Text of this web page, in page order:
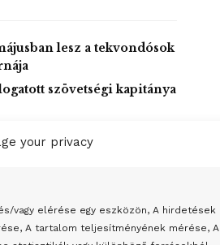
your privacy
vagy elérése egy eszközön, A hirdetések
A tartalom teljesítményének mérése, A
lesz a tekvondósok
szövetségi kapitánya